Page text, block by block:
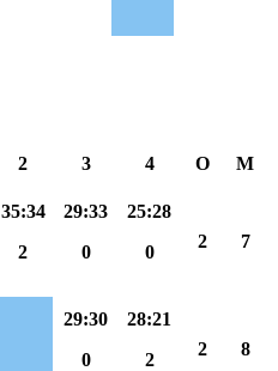
2 3 4 О М
35:34
2
29:33
0
25:28
0
2 7
29:30
0
28:21
2
2 8